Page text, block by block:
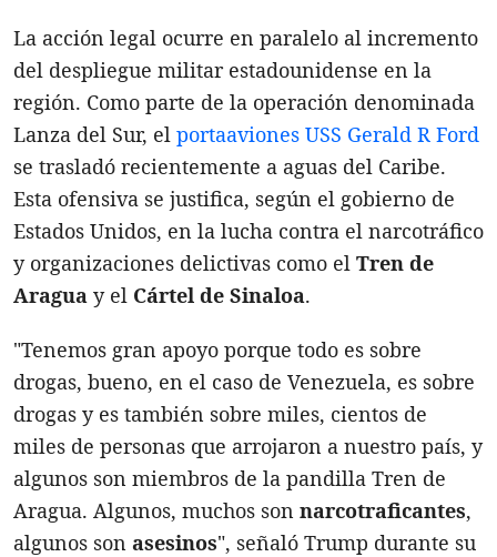
La acción legal ocurre en paralelo al incremento
del despliegue militar estadounidense en la
región. Como parte de la operación denominada
Lanza del Sur, el portaaviones USS Gerald R Ford
se trasladó recientemente a aguas del Caribe.
Esta ofensiva se justifica, según el gobierno de
Estados Unidos, en la lucha contra el narcotráfico
y organizaciones delictivas como el Tren de
Aragua y el Cártel de Sinaloa.
"Tenemos gran apoyo porque todo es sobre
drogas, bueno, en el caso de Venezuela, es sobre
drogas y es también sobre miles, cientos de
miles de personas que arrojaron a nuestro país, y
algunos son miembros de la pandilla Tren de
Aragua. Algunos, muchos son narcotraficantes,
algunos son asesinos", señaló Trump durante su